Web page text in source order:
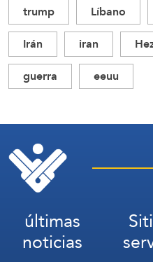
trump Líbano
Irán
iran
guerra
eeuu
últimas
noticias